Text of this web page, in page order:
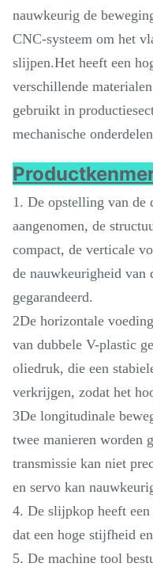
nauwkeurig de
CNC-systeem om het
slijpen.Het heeft een
verschillende
gebruikt in
mechanische
1. De opstelling van de
aangenomen, de
compact, de verticale
de nauwkeurigheid van
gegarandeerd.
2De horizontale
van dubbele V-plastic
oliedruk, die een
verkrijgen, zodat het
3De longitudinale
twee manieren worden
transmissie kan niet
en servo kan
4. De slijpkop heeft een
dat een hoge stijfheid
5. De machine tool